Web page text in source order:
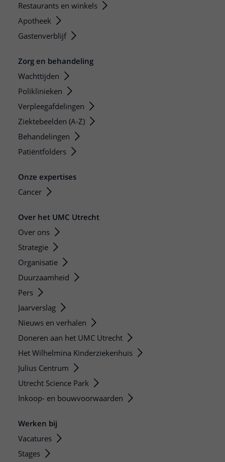
Restaurants en winkels
Apotheek
Gastenverblijf
Zorg en behandeling
Wachttijden
Poliklinieken
Verpleegafdelingen
Ziektebeelden (A-Z)
Behandelingen
Patiëntfolders
Onze expertises
Cancer
Over het UMC Utrecht
Over ons
Strategie
Organisatie
Duurzaamheid
Pers
Jaarverslag
Nieuws en verhalen
Doneren aan het UMC Utrecht
Het Wilhelmina Kinderziekenhuis
Julius Centrum
Utrecht Science Park
Inkoop- en bouwvoorwaarden
Werken bij
Vacatures
Stages